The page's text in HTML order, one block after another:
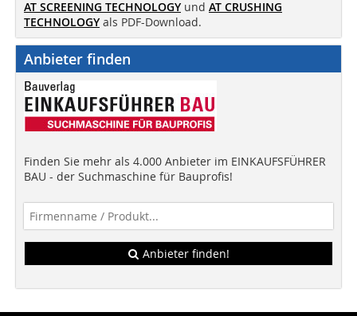
AT SCREENING TECHNOLOGY und AT CRUSHING
TECHNOLOGY als PDF-Download.
Anbieter finden
Finden Sie mehr als 4.000 Anbieter im EINKAUFSFÜHRER
BAU - der Suchmaschine für Bauprofis!
Anbieter finden!